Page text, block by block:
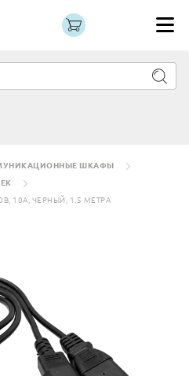
ШКАФЫ
10А, ЧЕРНЫЙ, 1.5 МЕТРА